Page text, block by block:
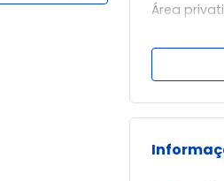
Área
- Cozinha
- Quarto
- Vaga de
Imóvel
agendar